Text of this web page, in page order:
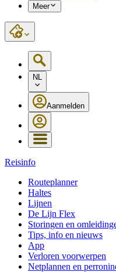
Meer
NL
Aanmelden
Reisinfo
Routeplanner
Haltes
Lijnen
De Lijn Flex
Storingen en
Tips, info en nieuws
App
Verloren voorwerpen
Netplannen en